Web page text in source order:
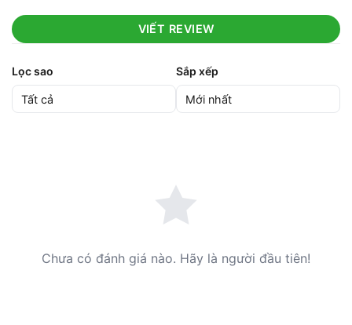
VIẾT REVIEW
Lọc sao Sắp xếp
Chưa có đánh giá nào. Hãy là người đầu tiên!